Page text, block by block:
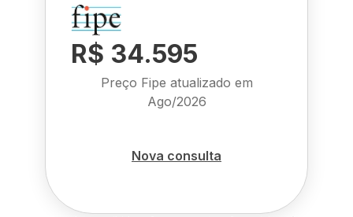
R$ 34.595
Preço Fipe atualizado em
Ago/2026
Nova consulta